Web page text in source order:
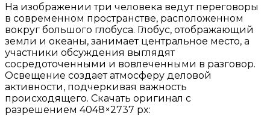
На изображении три человека ведут переговоры
в современном пространстве, расположенном
вокруг большого глобуса. Глобус, отображающий
земли и океаны, занимает центральное место, а
участники обсуждения выглядят
сосредоточенными и вовлеченными в разговор.
Освещение создает атмосферу деловой
активности, подчеркивая важность
происходящего. Скачать оригинал с
разрешением 4048×2737 px: